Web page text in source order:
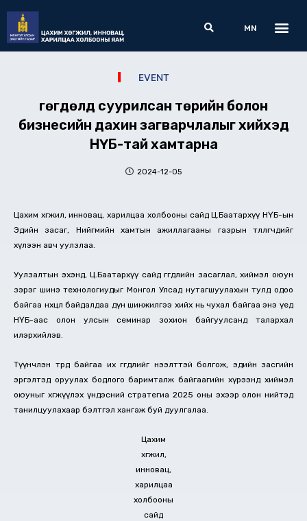
content
Search
MN
EVENT
Өгөгдөлд суурилсан төрийн болон
бизнесийн дахин загварчлалыг хийхэд
НҮБ-тай хамтарна
2024-12-05
Цахим хөгжил, инновац, харилцаа холбооны сайд Ц.Баатархүү НҮБ-ын
Эдийн засаг, Нийгмийн хамтын ажиллагааны газрын төлөөлөгчдийг
хүлээн авч уулзлаа.
Уулзалтын эхэнд, Ц.Баатархүү сайд өгөгдлийн засаглал, хиймэл оюун
зэрэг шинэ технологиудыг Монгол Улсад нутагшуулахын тулд одоо
байгаа нөхцөл байдалдаа дүн шинжилгээ хийх нь чухал байгаа энэ үед
НҮБ-аас олон улсын семинар зохион байгуулсанд талархал
илэрхийлэв.
Түүнчлэн төрд байгаа их өгөгдлийг нээлттэй болгож, эдийн засгийн
эргэлтэд оруулах бодлого баримталж байгаагийн хүрээнд хиймэл
оюуныг хөгжүүлэх үндэсний стратегиа 2025 оны эхээр олон нийтэд
танилцуулахаар бэлтгэл хангаж буй дуулгалаа.
Цахим
хөгжил,
инновац,
харилцаа
холбооны
сайд